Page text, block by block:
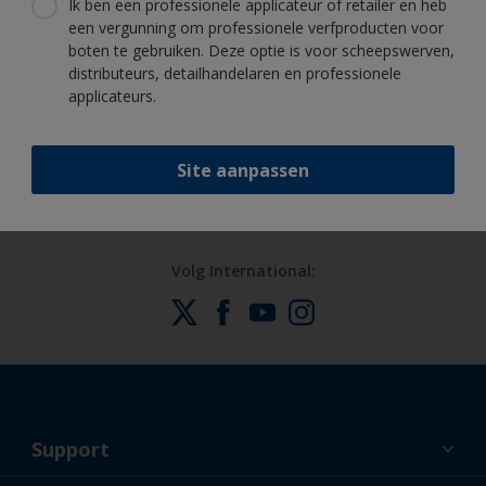
Ik ben een professionele applicateur of retailer en heb
een vergunning om professionele verfproducten voor
boten te gebruiken. Deze optie is voor scheepswerven,
distributeurs, detailhandelaren en professionele
applicateurs.
Site aanpassen
Profiteer van onze non-stop innovatie
Volg International:
Support